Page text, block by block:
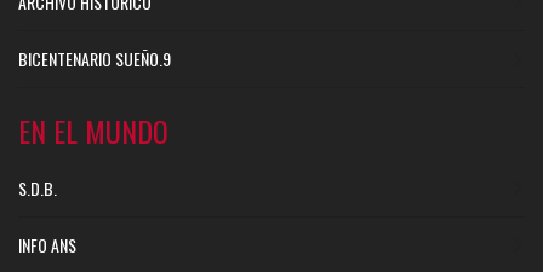
BICENTENARIO SUEÑO.9
EN EL MUNDO
S.D.B.
INFO ANS